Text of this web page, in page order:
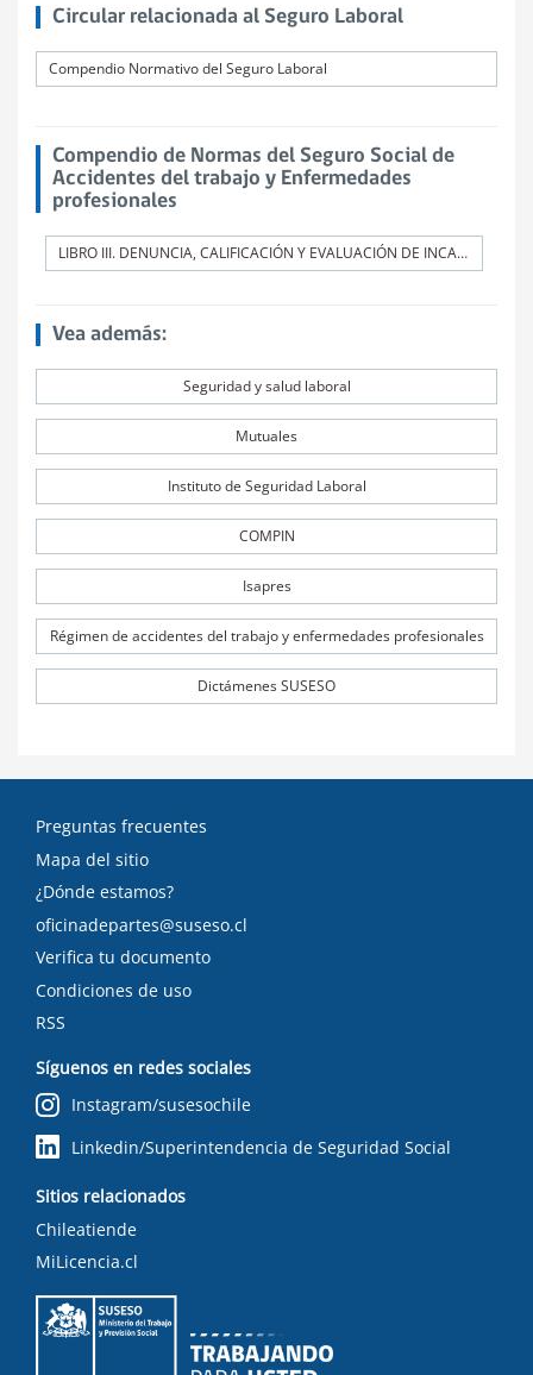
Circular relacionada al Seguro Laboral
Compendio Normativo del Seguro Laboral
Compendio de Normas del Seguro Social de
Accidentes del trabajo y Enfermedades
profesionales
LIBRO III. DENUNCIA, CALIFICACIÓN Y EVALUACIÓN DE INCAPACIDADES PERMANENTES
Vea además:
Seguridad y salud laboral
Mutuales
Instituto de Seguridad Laboral
COMPIN
Isapres
Régimen de accidentes del trabajo y enfermedades profesionales
Dictámenes SUSESO
Preguntas frecuentes
Mapa del sitio
¿Dónde estamos?
oficinadepartes@suseso.cl
Verifica tu documento
Condiciones de uso
RSS
Síguenos en redes sociales
Instagram/susesochile
Linkedin/Superintendencia de Seguridad Social
Sitios relacionados
Chileatiende
MiLicencia.cl